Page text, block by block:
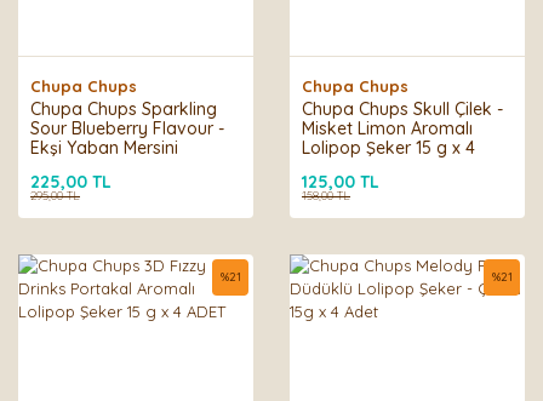
Chupa Chups
Chupa Chups Sparkling
Sour Blueberry Flavour -
Ekşi Yaban Mersini
ml
225,00 TL
295,00 TL
Chupa Chups
Chupa Chups Skull Çilek -
Misket Limon Aromalı
Lolipop Şeker 15 g x 4
125,00 TL
158,00 TL
%21 %21